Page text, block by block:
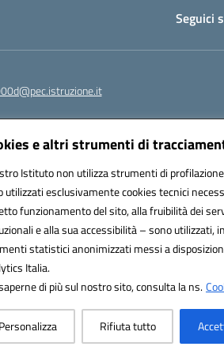
e altri strumenti di
Istituto non utilizza strumenti di
utilizzati esclusivamente cookies tecnici
funzionamento del sito, alla fruibilità dei
e alla sua accessibilità – sono utilizzati,
statistici anonimizzati messi a
Italia.
di più sul nostro sito, consulta la ns.
Personalizza Rifiuta tutto
Seguici